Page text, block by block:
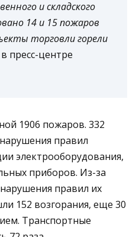
и складского
14 и 15 пожаров
торговли горели
пресс-центре
1906 пожаров. 332
правил
электрооборудования,
приборов. Из-за
правил их
152 возгорания, еще 30
Транспортные